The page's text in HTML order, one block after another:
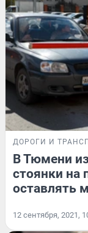
ДОРОГИ И
В Тюмени
стоянки на
оставлять
12 сентября, 2021,